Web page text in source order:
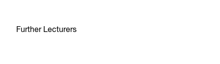
Further Lecturers